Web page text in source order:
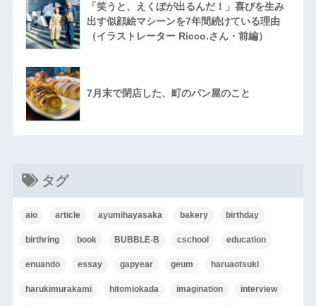
「笑うと、えくぼが出るんだ！」喜びを生み
出す似顔絵マシーンを7年間続けている理由
（イラストレーター Ricco.さん・前編）
7月末で閉店した、町のパン屋のこと
タグ
aio article ayumihayasaka bakery birthday
birthring book BUBBLE-B cschool education
enuando essay gapyear geum haruaotsuki
harukimurakami hitomiokada imagination interview